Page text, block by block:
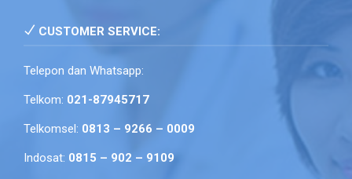
CUSTOMER SERVICE:
Telepon dan Whatsapp:
Telkom: 021-87945717
Telkomsel: 0813 – 9266 – 0009
Indosat: 0815 – 902 – 9109